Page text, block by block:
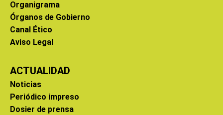
Organigrama
Órganos de Gobierno
Canal Ético
Aviso Legal
ACTUALIDAD
Noticias
Periódico impreso
Dosier de prensa